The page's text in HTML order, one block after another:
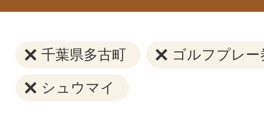
千葉県多古町 ゴルフプレー
シュウマイ